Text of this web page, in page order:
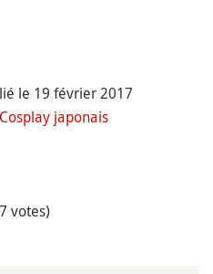
le 19 février 2017
Cosplay japonais
votes)